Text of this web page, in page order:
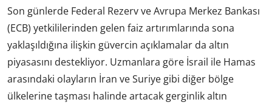
Son günlerde Federal Rezerv ve Avrupa Merkez Bankası
(ECB) yetkililerinden gelen faiz artırımlarında sona
yaklaşıldığına ilişkin güvercin açıklamalar da altın
piyasasını destekliyor. Uzmanlara göre İsrail ile Hamas
arasındaki olayların İran ve Suriye gibi diğer bölge
ülkelerine taşması halinde artacak gerginlik altın